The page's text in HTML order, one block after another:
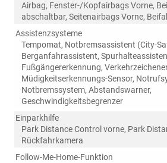
Airbag, Fenster-/Kopfairbags Vorne,
abschaltbar, Seitenairbags Vorne,
Assistenzsysteme
Tempomat, Notbremsassistent (City-
Berganfahrassistent,
Fußgängererkennung,
Müdigkeitserkennungs-Sensor,
Notbremssystem, Abstandswarner,
Geschwindigkeitsbegrenzer
Einparkhilfe
Park Distance Control vorne, Park
Rückfahrkamera
Follow-Me-Home-Funktion